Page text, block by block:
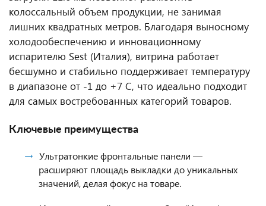
колоссальный объем продукции, не занимая
лишних квадратных метров. Благодаря выносному
холодообеспечению и инновационному
испарителю Sest (Италия), витрина работает
бесшумно и стабильно поддерживает температуру
в диапазоне от -1 до +7 C, что идеально подходит
для самых востребованных категорий товаров.
Ключевые преимущества
Ультратонкие фронтальные панели —
расширяют площадь выкладки до уникальных
значений, делая фокус на товаре.